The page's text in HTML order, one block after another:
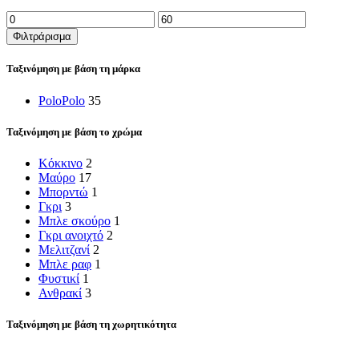
Ελάχιστη
τιμή
Μέγιστη
τιμή
Φιλτράρισμα
Ταξινόμηση με βάση τη μάρκα
PoloPolo 35
Ταξινόμηση με βάση το χρώμα
Κόκκινο 2
Μαύρο 17
Μπορντώ 1
Γκρι 3
Μπλε σκούρο 1
Γκρι ανοιχτό 2
Μελιτζανί 2
Μπλε ραφ 1
Φυστικί 1
Ανθρακί 3
Ταξινόμηση με βάση τη χωρητικότητα